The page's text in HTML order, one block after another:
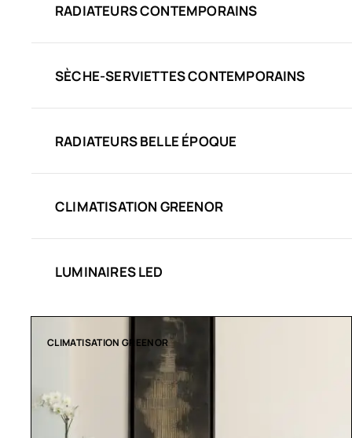
RADIATEURS CONTEMPORAINS
SÈCHE-SERVIETTES CONTEMPORAINS
RADIATEURS BELLE ÉPOQUE
CLIMATISATION GREENOR
LUMINAIRES LED
COLLECTION LT